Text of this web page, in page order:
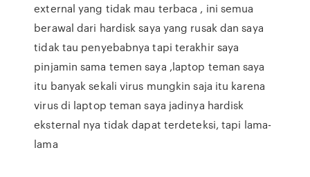
external yang tidak mau terbaca , ini semua
berawal dari hardisk saya yang rusak dan saya
tidak tau penyebabnya tapi terakhir saya
pinjamin sama temen saya ,laptop teman saya
itu banyak sekali virus mungkin saja itu karena
virus di laptop teman saya jadinya hardisk
eksternal nya tidak dapat terdeteksi, tapi lama-
lama